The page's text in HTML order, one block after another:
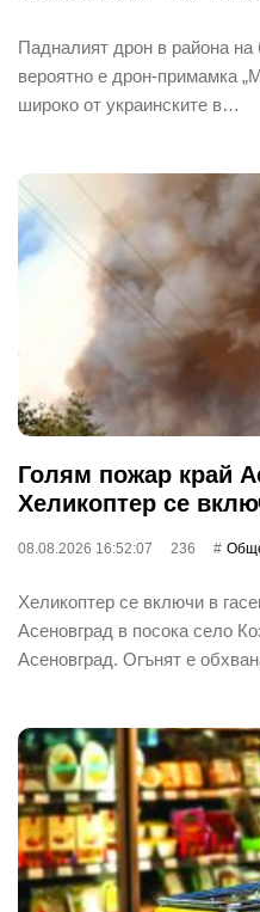
Падналият дрон в района
вероятно е дрон-примамка
широко от украинските в…
Голям пожар край
Хеликоптер се
08.08.2026 16:52:07 236
Хеликоптер се включи в
Асеновград в посока село
Асеновград. Огънят е